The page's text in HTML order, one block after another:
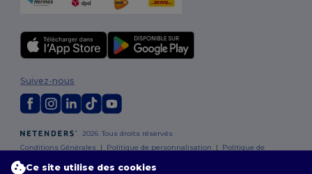
2026. Tous droits réservés
Conditions Générales | Politique de personnalisation | Politique de
Suivez-nous
Ce site utilise des cookies